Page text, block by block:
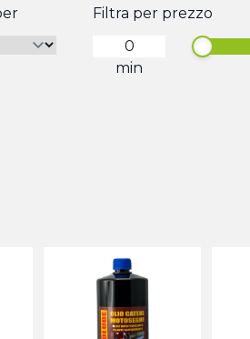
Filtra per prezzo
min